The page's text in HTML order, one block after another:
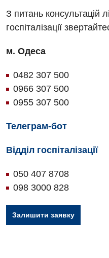
З питань консультацій
госпіталізації
м. Одеса
0482 307 500
0966 307 500
0955 307 500
Телеграм-бот
Відділ госпіталізації
050 407 8708
098 3000 828
Залишити заявку